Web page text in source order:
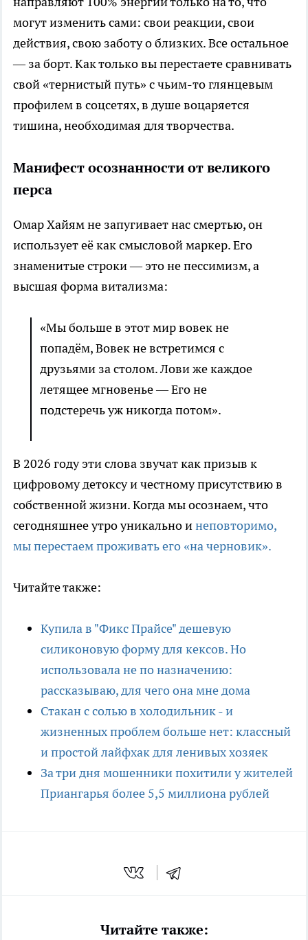
могут изменить сами: свои реакции, свои
действия, свою заботу о близких. Все остальное
— за борт. Как только вы перестаете сравнивать
свой «тернистый путь» с чьим-то глянцевым
профилем в соцсетях, в душе воцаряется
тишина, необходимая для творчества.
Манифест осознанности от великого
перса
Омар Хайям не запугивает нас смертью, он
использует её как смысловой маркер. Его
знаменитые строки — это не пессимизм, а
высшая форма витализма:
«Мы больше в этот мир вовек не
попадём, Вовек не встретимся с
друзьями за столом. Лови же каждое
летящее мгновенье — Его не
подстеречь уж никогда потом».
В 2026 году эти слова звучат как призыв к
цифровому детоксу и честному присутствию в
собственной жизни. Когда мы осознаем, что
сегодняшнее утро уникально инеповторимо,
мы перестаем проживать его «на черновик».
Читайте также:
Купила в "Фикс Прайсе" дешевую
силиконовую форму для кексов. Но
использовала не по назначению:
рассказываю, для чего она мне дома
Стакан с солью в холодильник - и
жизненных проблем больше нет: классный
и простой лайфхак для ленивых хозяек
За три дня мошенники похитили у жителей
Приангарья более 5,5 миллиона рублей
Читайте также: